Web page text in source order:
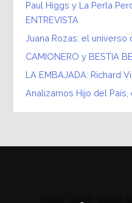
Paul Higgs y La Perla
ENTREVISTA
Juana Rozas: el universo
CAMIONERO y BESTIA
LA EMBAJADA: Richard
Analizamos Hijo del